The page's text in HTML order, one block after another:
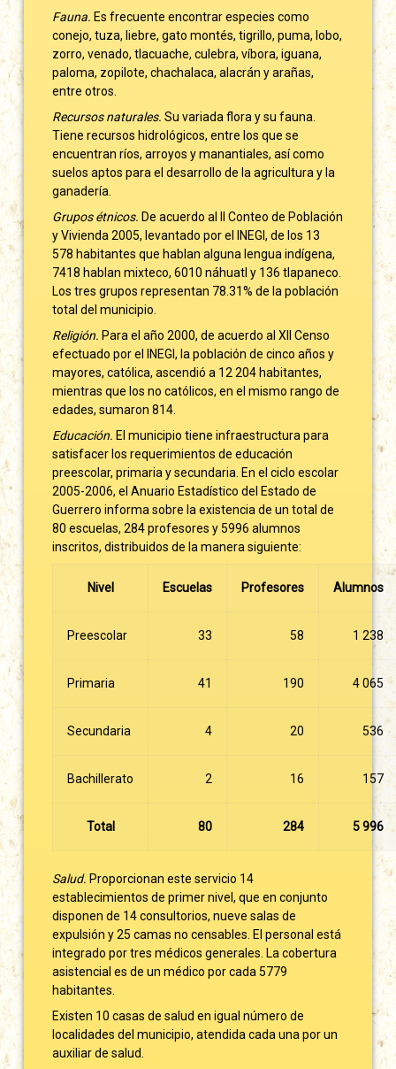
Fauna. Es frecuente encontrar especies como
conejo, tuza, liebre, gato montés, tigrillo, puma, lobo,
zorro, venado, tlacuache, culebra, víbora, iguana,
paloma, zopilote, chachalaca, alacrán y arañas,
entre otros.
Recursos naturales.Su variada flora y su fauna.
Tiene recursos hidrológicos, entre los que se
encuentran ríos, arroyos y manantiales, así como
suelos aptos para el desarrollo de la agricultura y la
ganadería.
Grupos étnicos. De acuerdo al II Conteo de Población
y Vivienda 2005, levantado por el INEGI, de los 13
578 habitantes que hablan alguna lengua indígena,
7418 hablan mixteco, 6010 náhuatl y 136 tlapaneco.
Los tres grupos representan 78.31% de la población
total del municipio.
Religión. Para el año 2000, de acuerdo al XII Censo
efectuado por el INEGI, la población de cinco años y
mayores, católica, ascendió a 12 204 habitantes,
mientras que los no católicos, en el mismo rango de
edades, sumaron 814.
Educación. El municipio tiene infraestructura para
satisfacer los requerimientos de educación
preescolar, primaria y secundaria. En el ciclo escolar
2005-2006, el Anuario Estadístico del Estado de
Guerrero informa sobre la existencia de un total de
80 escuelas, 284 profesores y 5996 alumnos
inscritos, distribuidos de la manera siguiente:
Nivel Escuelas Profesores Alumnos
Preescolar 33 58 1 238
Primaria 41 190 4 065
Secundaria 4 20 536
Bachillerato 2 16 157
Total 80 284 5 996
Salud. Proporcionan este servicio 14
establecimientos de primer nivel, que en conjunto
disponen de 14 consultorios, nueve salas de
expulsión y 25 camas no censables. El personal está
integrado por tres médicos generales. La cobertura
asistencial es de un médico por cada 5779
habitantes.
Existen 10 casas de salud en igual número de
localidades del municipio, atendida cada una por un
auxiliar de salud.